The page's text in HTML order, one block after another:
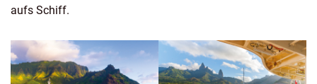
aufs Schiff.